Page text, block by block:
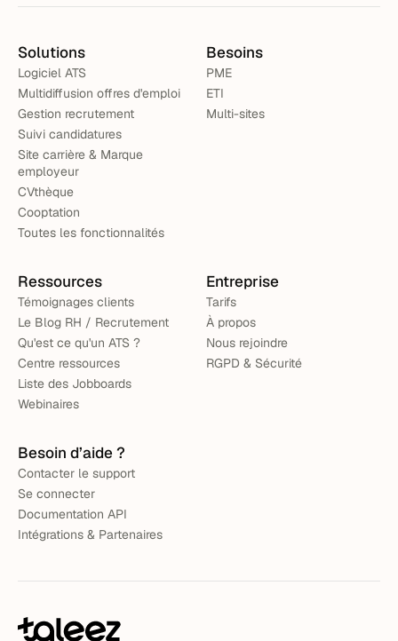
Solutions
Logiciel ATS
Multidiffusion offres d'emploi
Gestion recrutement
Suivi candidatures
Site carrière & Marque
employeur
CVthèque
Cooptation
Toutes les fonctionnalités
Besoins
PME
ETI
Multi-sites
Ressources
Témoignages clients
Le Blog RH / Recrutement
Qu'est ce qu'un ATS ?
Centre ressources
Liste des Jobboards
Webinaires
Entreprise
Tarifs
À propos
Nous rejoindre
RGPD & Sécurité
Besoin d’aide ?
Contacter le support
Se connecter
Documentation API
Intégrations & Partenaires